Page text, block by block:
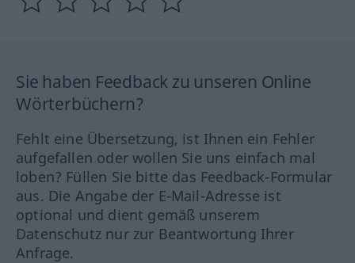
Sie haben Feedback zu unseren Online
Wörterbüchern?
Fehlt eine Übersetzung, ist Ihnen ein Fehler
aufgefallen oder wollen Sie uns einfach mal
loben? Füllen Sie bitte das Feedback-Formular
aus. Die Angabe der E-Mail-Adresse ist
optional und dient gemäß unserem
Datenschutz nur zur Beantwortung Ihrer
Anfrage.